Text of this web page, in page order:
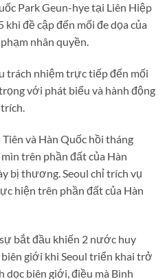
Park Geun-hye tại Liên Hiệp
đề cập đến mối đe dọa của
nhân quyền.
trách nhiệm trực tiếp đến mối
với phát biểu và hành động
và Hàn Quốc hồi tháng
trên phần đất của Hàn
bị thương. Seoul chỉ trích vụ
hiện trên phần đất của Hàn
bắt đầu khiến 2 nước huy
giới khi Seoul triển khai trở
dọc biên giới, điều mà Bình